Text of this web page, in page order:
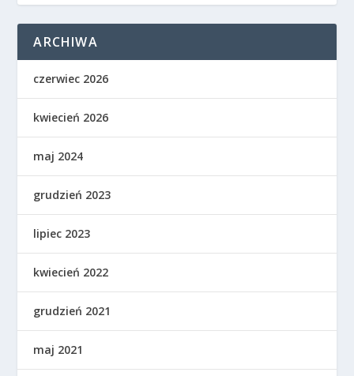
ARCHIWA
czerwiec 2026
kwiecień 2026
maj 2024
grudzień 2023
lipiec 2023
kwiecień 2022
grudzień 2021
maj 2021